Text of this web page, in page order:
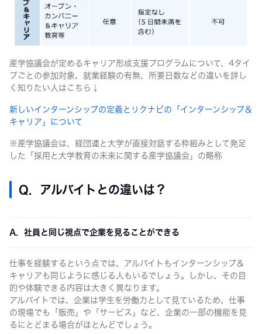
産学協議会が定めるキャリア形成支援プログラムについて、4タイ
プごとの参加対象、就業経験の有無、所要日数などの違いを詳し
く知りたい人はこちら↓
新しいインターンシップの定義とリクナビの「インターンシップ＆
キャリア」について
※産学協議会は、経団連と大学が直接対話する枠組みとして発足
した「採用と大学教育の未来に関する産学協議会」の略称
Q. アルバイトとの違いは？
A. 社員と同じ視点で企業を見ることができる
仕事を経験するという点では、アルバイトもインターンシップ＆
キャリアも同じように感じる人もいるでしょう。しかし、その目
的や体験できる内容は大きく異なります。
アルバイトでは、企業は学生を労働力として見ているため、仕事
の現場でも「販売」や「サービス」など、企業の一部の機能を見
るにとどまる場合がほとんどでしょう。